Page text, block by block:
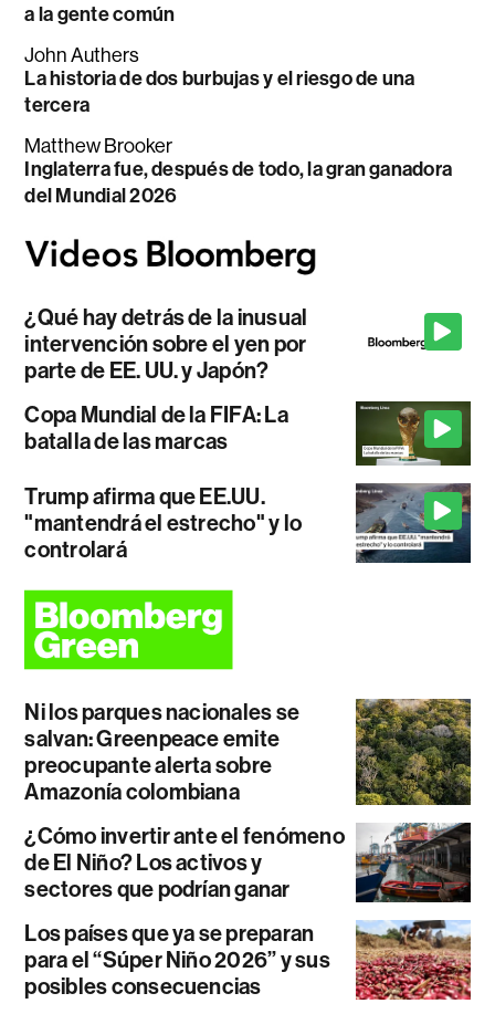
a la gente común
John Authers
La historia de dos burbujas y el riesgo de una
tercera
Matthew Brooker
Inglaterra fue, después de todo, la gran ganadora
del Mundial 2026
¿Qué hay detrás de la inusual
intervención sobre el yen por
parte de EE. UU. y Japón?
Copa Mundial de la FIFA: La
batalla de las marcas
Trump afirma que EE.UU.
"mantendrá el estrecho" y lo
controlará
Ni los parques nacionales se
salvan: Greenpeace emite
preocupante alerta sobre
Amazonía colombiana
¿Cómo invertir ante el fenómeno
de El Niño? Los activos y
sectores que podrían ganar
Los países que ya se preparan
para el “Súper Niño 2026” y sus
posibles consecuencias